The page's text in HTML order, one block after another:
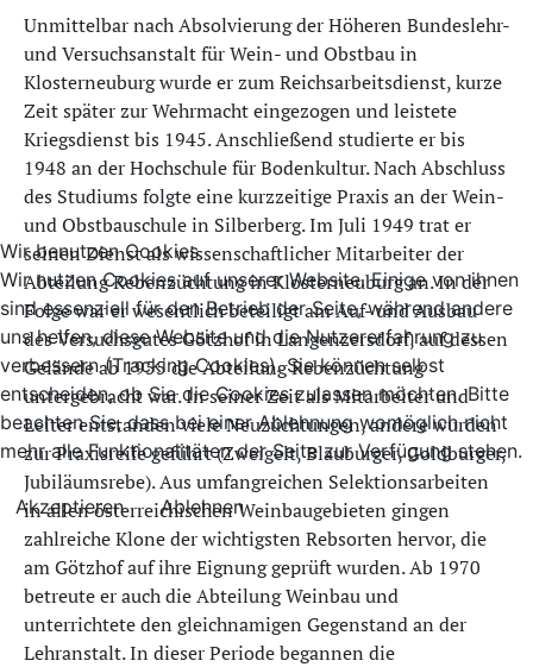
Unmittelbar nach Absolvierung der Höheren Bundeslehr-
und Versuchsanstalt für Wein- und Obstbau in
Klosterneuburg wurde er zum Reichsarbeitsdienst, kurze
Zeit später zur Wehrmacht eingezogen und leistete
Kriegsdienst bis 1945. Anschließend studierte er bis
1948 an der Hochschule für Bodenkultur. Nach Abschluss
des Studiums folgte eine kurzzeitige Praxis an der Wein-
und Obstbauschule in Silberberg. Im Juli 1949 trat er
seinen Dienst als wissenschaftlicher Mitarbeiter der
Abteilung Rebenzüchtung in Klosterneuburg an. In der
Folge war er wesentlich beteiligt am Auf- und Ausbau
des Versuchsgutes Götzhof in Langenzersdorf, auf dessen
Gelände ab 1955 die Abteilung Rebenzüchtung
untergebracht war. In seiner Zeit als Mitarbeiter und
Leiter entstanden viele Neuzüchtungen, andere wurden
zur Praxisreife geführt (Zweigelt, Blauburger, Goldburger,
Jubiläumsrebe). Aus umfangreichen Selektionsarbeiten
in allen österreichischen Weinbaugebieten gingen
zahlreiche Klone der wichtigsten Rebsorten hervor, die
am Götzhof auf ihre Eignung geprüft wurden. Ab 1970
betreute er auch die Abteilung Weinbau und
unterrichtete den gleichnamigen Gegenstand an der
Lehranstalt. In dieser Periode begannen die
Wir benutzen Cookies
Wir nutzen Cookies auf unserer Website. Einige von ihnen
sind essenziell für den Betrieb der Seite, während andere
uns helfen, diese Website und die Nutzererfahrung zu
verbessern (Tracking Cookies). Sie können selbst
entscheiden, ob Sie die Cookies zulassen möchten. Bitte
beachten Sie, dass bei einer Ablehnung womöglich nicht
mehr alle Funktionalitäten der Seite zur Verfügung stehen.
Akzeptieren Ablehnen